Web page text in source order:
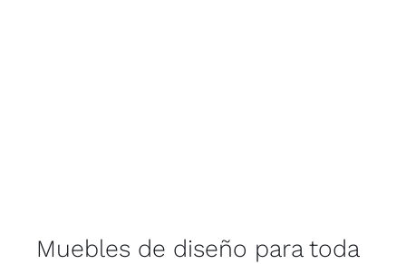
Muebles de diseño para toda